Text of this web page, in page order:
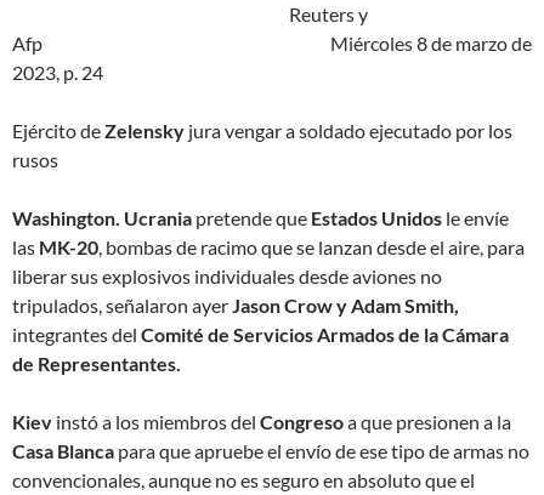
Reuters y
Afp Miércoles 8 de marzo de
2023, p. 24
Ejército deZelensky jura vengar a soldado ejecutado por los
rusos
Washington. Ucrania pretende que Estados Unidos le envíe
las MK-20, bombas de racimo que se lanzan desde el aire, para
liberar sus explosivos individuales desde aviones no
tripulados, señalaron ayerJason Crow y Adam Smith,
integrantes del Comité de Servicios Armados de la Cámara
de Representantes.
Kiev instó a los miembros del Congresoa que presionen a la
Casa Blanca para que apruebe el envío de ese tipo de armas no
convencionales, aunque no es seguro en absolutoque el